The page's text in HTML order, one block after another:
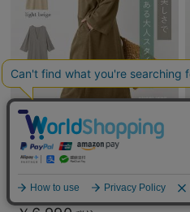
ピース マタニティ・授乳服 【出産
後も長く使える】